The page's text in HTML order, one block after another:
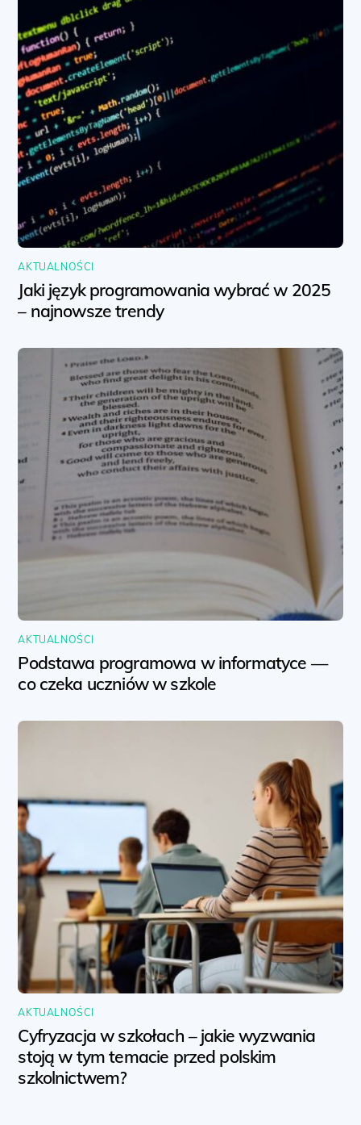
AKTUALNOŚCI
Jaki język programowania wybrać w 2025
– najnowsze trendy
AKTUALNOŚCI
Podstawa programowa w informatyce —
co czeka uczniów w szkole
AKTUALNOŚCI
Cyfryzacja w szkołach – jakie wyzwania
stoją w tym temacie przed polskim
szkolnictwem?